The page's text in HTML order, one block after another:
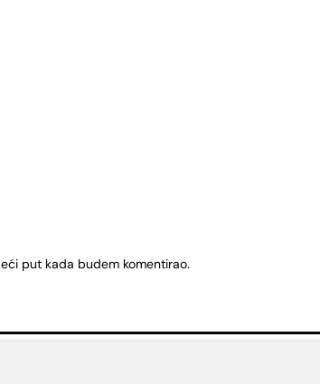
put kada budem komentirao.